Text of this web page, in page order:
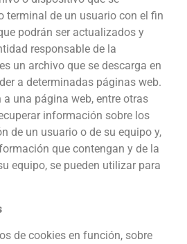
terminal de un usuario con el fin
podrán ser actualizados y
responsable de la
un archivo que se descarga en
a determinadas páginas web.
a una página web, entre otras
información sobre los
de un usuario o de su equipo y,
que contengan y de la
equipo, se pueden utilizar para
de cookies en función, sobre